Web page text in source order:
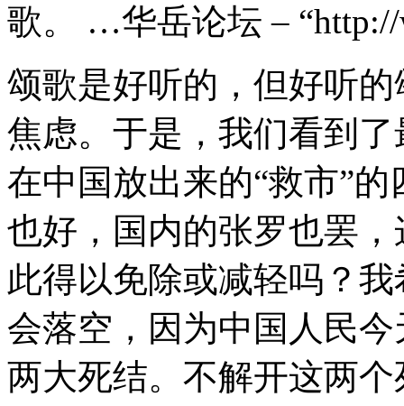
歌。 …华岳论坛 – “http://
颂歌是好听的，但好听
焦虑。于是，我们看到
在中国放出来的“救市”
也好，国内的张罗也罢
此得以免除或减轻吗？
会落空，因为中国人民
两大死结。不解开这两